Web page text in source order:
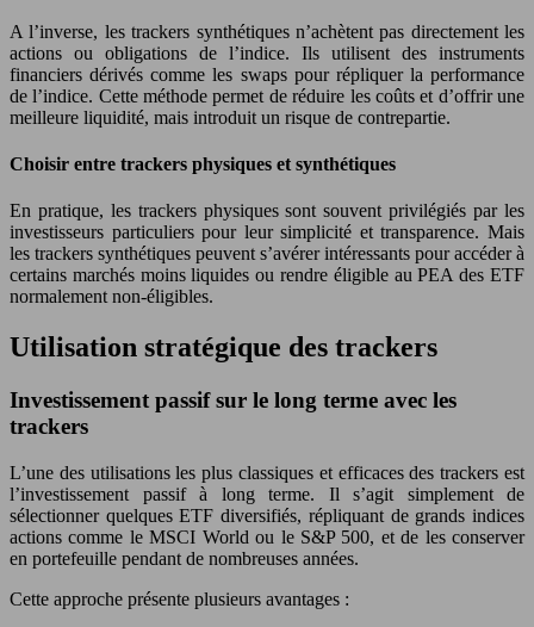
A l’inverse, les trackers synthétiques n’achètent pas directement les
actions ou obligations de l’indice. Ils utilisent des instruments
financiers dérivés comme les swaps pour répliquer la performance
de l’indice. Cette méthode permet de réduire les coûts et d’offrir une
meilleure liquidité, mais introduit un risque de contrepartie.
Choisir entre trackers physiques et synthétiques
En pratique, les trackers physiques sont souvent privilégiés par les
investisseurs particuliers pour leur simplicité et transparence. Mais
les trackers synthétiques peuvent s’avérer intéressants pour accéder à
certains marchés moins liquides ou rendre éligible au PEA des ETF
normalement non-éligibles.
Utilisation stratégique des trackers
Investissement passif sur le long terme avec les
trackers
L’une des utilisations les plus classiques et efficaces des trackers est
l’investissement passif à long terme. Il s’agit simplement de
sélectionner quelques ETF diversifiés, répliquant de grands indices
actions comme le MSCI World ou le S&P 500, et de les conserver
en portefeuille pendant de nombreuses années.
Cette approche présente plusieurs avantages :